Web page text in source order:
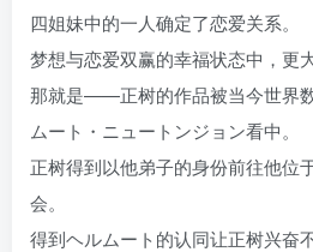
四姐妹中的一人确定了恋爱关系。
梦想与恋爱双赢的幸福状态中，更
那就是——正树的作品被当今世界
ムート・ニュートンジョン看中。
正树得到以他弟子的身份前往他位
会。
得到ヘルムート的认同让正树兴奋不